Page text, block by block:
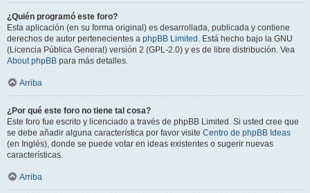
¿Quién programó este foro?
Esta aplicación (en su forma original) es desarrollada, publicada y contiene
derechos de autor pertenecientes a phpBB Limited . Está hecho bajo la GNU
(Licencia Pública General) versión 2 (GPL-2.0) y es de libre distribución. Vea
About phpBB para más detalles.
Arriba
¿Por qué este foro no tiene tal cosa?
Este foro fue escrito y licenciado a través de phpBB Limited. Si usted cree que
se debe añadir alguna característica por favor visite Centro de phpBB Ideas
(en Inglés), donde se puede votar en ideas existentes o sugerir nuevas
características.
Arriba